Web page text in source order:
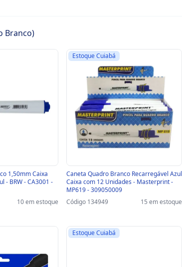
Branco)
1,50mm Caixa
- BRW - CA3001 -
10 em estoque
Estoque Cuiabá
Caneta Quadro Branco Recarregável Azul
Caixa com 12 Unidades - Masterprint -
MP619 - 309050009
Código 134949
15 em estoque
Estoque Cuiabá